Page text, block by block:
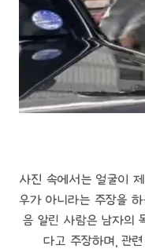
사진 속에서는 얼굴이
우가 아니라는 주장을
음 알린 사람은 남자의
다고 주장하며, 관